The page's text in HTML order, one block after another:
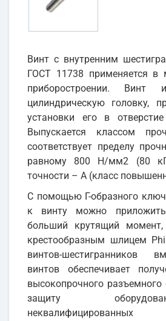
Винт с внутренним
ГОСТ 11738 применяется в
приборостроении. Винт
цилиндрическую головку,
установки его в
Выпускается классом
соответствует пределу
равному 800 Н/мм2 (80
точности – А (класс
С помощью Г-образного
к винту можно
больший крутящий
крестообразным шлицем
винтов-шестигранников
винтов обеспечивает
высокопрочного разъемного
защиту